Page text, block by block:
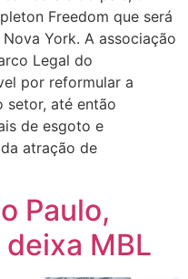
Freedom que será
York. A associação
Legal do
por reformular a
setor, até então
de esgoto e
atração de
Paulo,
MBL